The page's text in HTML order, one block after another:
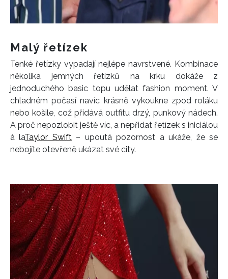
Malý řetízek
Tenké řetízky vypadají nejlépe navrstvené. Kombinace
několika jemných řetízků na krku dokáže z
jednoduchého basic topu udělat fashion moment. V
chladném počasí navíc krásně vykoukne zpod roláku
nebo košile, což přidává outfitu drzý, punkový nádech.
A proč nepozlobit ještě víc, a nepřidat řetízek s iniciálou
à laTaylor Swift– upoutá pozornost a ukáže, že se
nebojíte otevřeně ukázat své city.